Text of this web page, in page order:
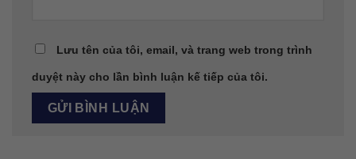
Lưu tên của tôi, email, và trang web trong trình
duyệt này cho lần bình luận kế tiếp của tôi.